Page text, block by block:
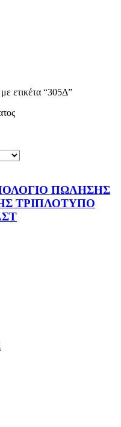
ετικέτα “305Δ”
ΠΩΛΗΣΗΣ
ΤΡΙΠΛΟΤΥΠΟ